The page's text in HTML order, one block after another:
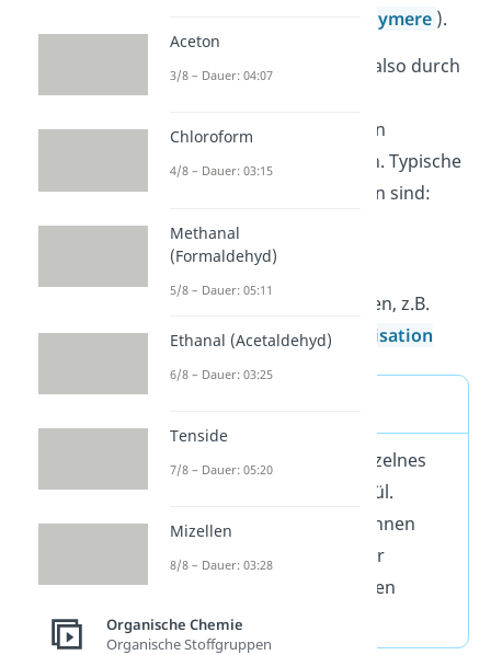
Polymere ).
Aus Monomeren können also durch
Polymerisationsreaktionen
Polymere gebildet werden. Typische
Polymerisationsreaktionen sind:
Polyaddition
Polykondensation
Kettenpolymerisationen, z.B.
Radikalische Polymerisation
Ein Monomer ist ein einzelnes
reaktionsfähiges Molekül.
Mehrere Monomere können
sich zu verzweigten oder
unverzweigten Polymeren
verbinden.
Aceton
3/8 – Dauer: 04:07
Chloroform
4/8 – Dauer: 03:15
Methanal
(Formaldehyd)
5/8 – Dauer: 05:11
Ethanal (Acetaldehyd)
6/8 – Dauer: 03:25
Tenside
7/8 – Dauer: 05:20
Mizellen
8/8 – Dauer: 03:28
Organische Chemie
Organische Stoffgruppen